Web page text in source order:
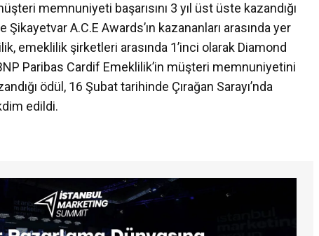
memnuniyeti başarısını 3 yıl üst üste kazandığı
A.C.E Awards’ın kazananları arasında yer
emeklilik şirketleri arasında 1’inci olarak Diamond
Paribas Cardif Emeklilik’in müşteri memnuniyetini
ödül, 16 Şubat tarihinde Çırağan Sarayı’nda
edildi.